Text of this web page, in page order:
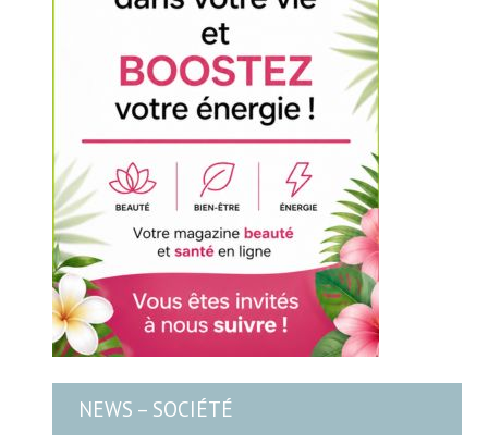
NEWS – SOCIÉTÉ